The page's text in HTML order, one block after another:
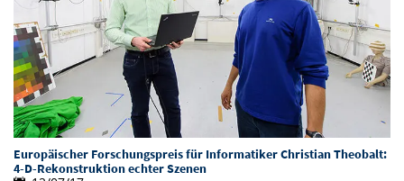
Vom Studium in den Beruf
Study Scheduler
Bibliothek
Open Science/Open Access
Start-ups
IT-Themenabend
Ranking
Zahlen & Fakten
Preise, Auszeichnungen und Förderungen
Kontakt
SIC Merchandise
SIC Podcast
Anfahrt
AnsprechpartnerInnen, Personen, Forschungsgruppen
Termine, Vorträge und Veranstaltungen
Alumni
Europäischer Forschungspreis für Informatiker Christian Theobalt:
4-D-Rekonstruktion echter Szenen